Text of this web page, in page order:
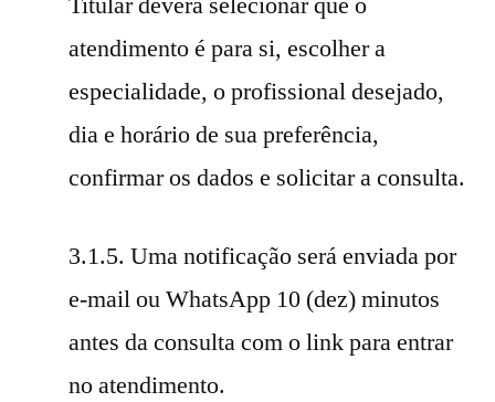
atendimento é para si, escolher a
especialidade, o profissional desejado,
dia e horário de sua preferência,
confirmar os dados e solicitar a consulta.
3.1.5. Uma notificação será enviada por
e-mail ou WhatsApp 10 (dez) minutos
antes da consulta com o link para entrar
no atendimento.